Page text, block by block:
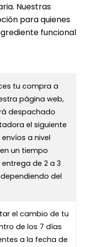
Nuestras
para quienes
funcional
tu compra a
página web,
despachado
el siguiente
a nivel
un tiempo
de 2 a 3
del
el cambio de tu
de los 7 días
a la fecha de